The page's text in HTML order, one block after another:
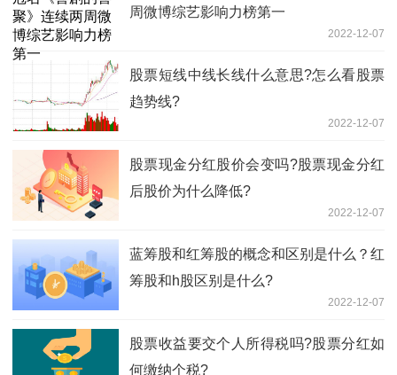
周微博综艺影响力榜第一
2022-12-07
股票短线中线长线什么意思?怎么看股票
趋势线?
2022-12-07
股票现金分红股价会变吗?股票现金分红
后股价为什么降低?
2022-12-07
蓝筹股和红筹股的概念和区别是什么？红
筹股和h股区别是什么?
2022-12-07
股票收益要交个人所得税吗?股票分红如
何缴纳个税?